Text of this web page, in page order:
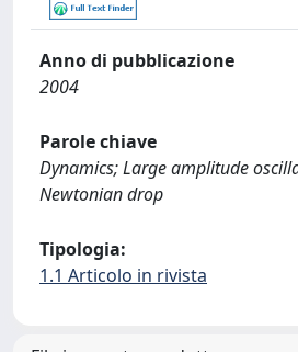
Anno di pubblicazione
2004
Parole chiave
Dynamics; Large amplitude
Newtonian drop
Tipologia:
1.1 Articolo in rivista